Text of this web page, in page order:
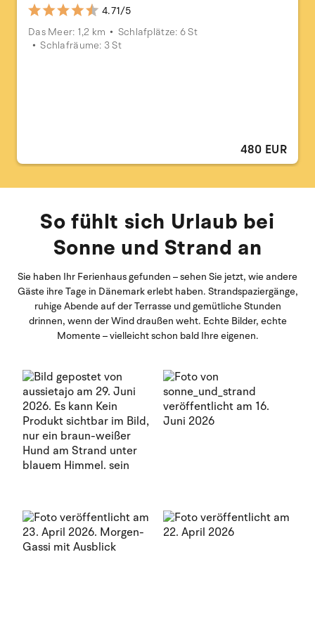
4.71/5
Das Meer: 1,2 km
Schlafplätze: 6 St
Schlafräume: 3 St
480 EUR
So fühlt sich Urlaub bei
Sonne und Strand an
Sie haben Ihr Ferienhaus gefunden – sehen Sie jetzt, wie andere
Gäste ihre Tage in Dänemark erlebt haben. Strandspaziergänge,
ruhige Abende auf der Terrasse und gemütliche Stunden
drinnen, wenn der Wind draußen weht. Echte Bilder, echte
Momente – vielleicht schon bald Ihre eigenen.